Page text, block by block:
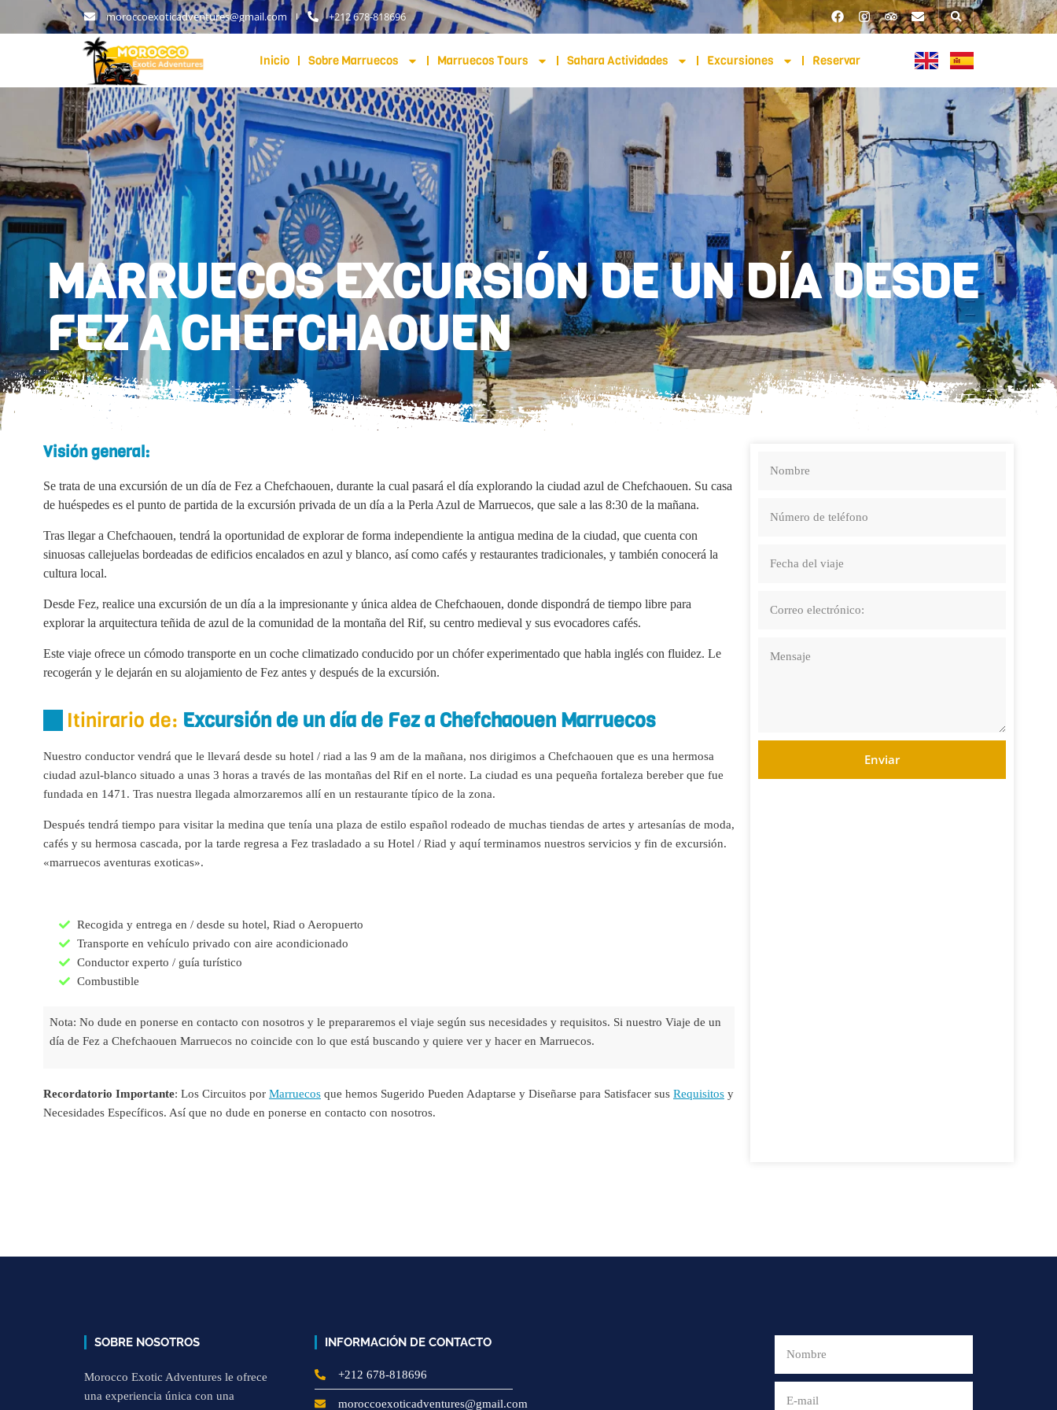
moroccoexoticadventures@gmail.com +212 678-818696
Inicio Sobre Marruecos Marruecos Tours Sahara Actividades Excursiones Reservar
MARRUECOS EXCURSIÓN DE UN DÍA DESDE
FEZ A CHEFCHAOUEN
Visión general:
Se trata de una excursión de un día de Fez a Chefchaouen, durante la cual pasará el día explorando la ciudad azul de Chefchaouen. Su casa
de huéspedes es el punto de partida de la excursión privada de un día a la Perla Azul de Marruecos, que sale a las 8:30 de la mañana.
Tras llegar a Chefchaouen, tendrá la oportunidad de explorar de forma independiente la antigua medina de la ciudad, que cuenta con
sinuosas callejuelas bordeadas de edificios encalados en azul y blanco, así como cafés y restaurantes tradicionales, y también conocerá la
cultura local.
Desde Fez, realice una excursión de un día a la impresionante y única aldea de Chefchaouen, donde dispondrá de tiempo libre para
explorar la arquitectura teñida de azul de la comunidad de la montaña del Rif, su centro medieval y sus evocadores cafés.
Este viaje ofrece un cómodo transporte en un coche climatizado conducido por un chófer experimentado que habla inglés con fluidez. Le
recogerán y le dejarán en su alojamiento de Fez antes y después de la excursión.
Itinirario de: Excursión de un día de Fez a Chefchaouen Marruecos
Nuestro conductor vendrá que le llevará desde su hotel / riad a las 9 am de la mañana, nos dirigimos a Chefchaouen que es una hermosa
ciudad azul-blanco situado a unas 3 horas a través de las montañas del Rif en el norte. La ciudad es una pequeña fortaleza bereber que fue
fundada en 1471. Tras nuestra llegada almorzaremos allí en un restaurante típico de la zona.
Después tendrá tiempo para visitar la medina que tenía una plaza de estilo español rodeado de muchas tiendas de artes y artesanías de moda,
cafés y su hermosa cascada, por la tarde regresa a Fez trasladado a su Hotel / Riad y aquí terminamos nuestros servicios y fin de excursión.
«marruecos aventuras exoticas».
Recogida y entrega en / desde su hotel, Riad o Aeropuerto
Transporte en vehículo privado con aire acondicionado
Conductor experto / guía turístico
Combustible
Nota: No dude en ponerse en contacto con nosotros y le prepararemos el viaje según sus necesidades y requisitos. Si nuestro Viaje de un
día de Fez a Chefchaouen Marruecos no coincide con lo que está buscando y quiere ver y hacer en Marruecos.
Recordatorio Importante: Los Circuitos por Marruecos que hemos Sugerido Pueden Adaptarse y Diseñarse para Satisfacer sus Requisitos y
Necesidades Específicos. Así que no dude en ponerse en contacto con nosotros.
Enviar
SOBRE NOSOTROS
Morocco Exotic Adventures le ofrece
una experiencia única con una
INFORMACIÓN DE CONTACTO
+212 678-818696
moroccoexoticadventures@gmail.com